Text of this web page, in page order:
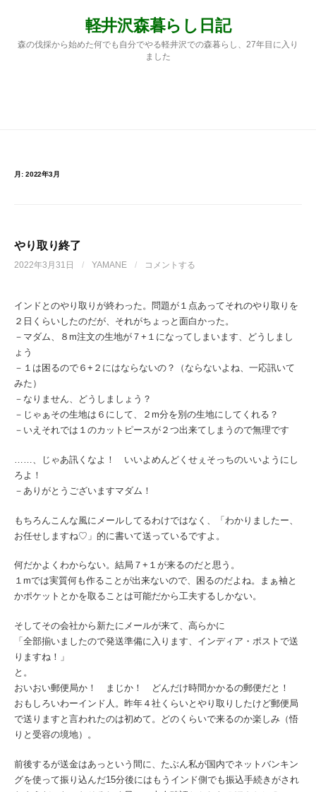
軽井沢森暮らし日記
森の伐採から始めた何でも自分でやる軽井沢での森暮らし、27年目に入り
ました
月: 2022年3月
やり取り終了
2022年3月31日 / YAMANE / コメントする
インドとのやり取りが終わった。問題が１点あってそれのやり取りを
２日くらいしたのだが、それがちょっと面白かった。
－マダム、８m注文の生地が７+１になってしまいます、どうしまし
ょう
－１は困るので６+２にはならないの？（ならないよね、一応訊いて
みた）
－なりません、どうしましょう？
－じゃぁその生地は６にして、２m分を別の生地にしてくれる？
－いえそれでは１のカットピースが２つ出来てしまうので無理です
……、じゃあ訊くなよ！ いいよめんどくせぇそっちのいいようにし
ろよ！
－ありがとうございますマダム！
もちろんこんな風にメールしてるわけではなく、「わかりましたー、
お任せしますね♡」的に書いて送っているですよ。
何だかよくわからない。結局７+１が来るのだと思う。
１mでは実質何も作ることが出来ないので、困るのだよね。まぁ袖と
かポケットとかを取ることは可能だから工夫するしかない。
そしてその会社から新たにメールが来て、高らかに
「全部揃いましたので発送準備に入ります、インディア・ポストで送
りますね！」
と。
おいおい郵便局か！ まじか！ どんだけ時間かかるの郵便だと！
おもしろいわーインド人。昨年４社くらいとやり取りしたけど郵便局
で送りますと言われたのは初めて。どのくらいで来るのか楽しみ（悟
りと受容の境地）。
前後するが送金はあっという間に、たぶん私が国内でネットバンキン
グを使って振り込んだ15分後にはもうインド側でも振込手続きがされ